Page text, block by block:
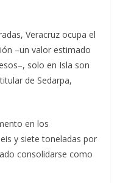
Veracruz ocupa el
–un valor estimado
solo en Isla son
de Sedarpa,
en los
y siete toneladas por
consolidarse como